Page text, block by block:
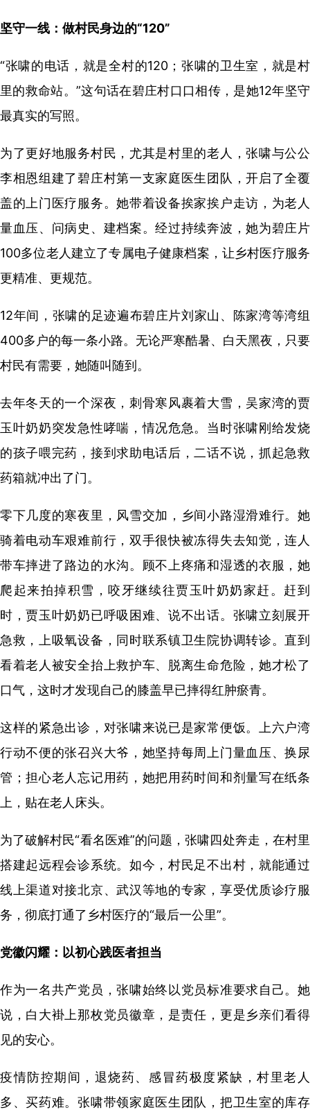
坚守一线：做村民身边的“120”
“张啸的电话，就是全村的120；张啸的卫生室，就是村
里的救命站。”这句话在碧庄村口口相传，是她12年坚守
最真实的写照。
为了更好地服务村民，尤其是村里的老人，张啸与公公
李相恩组建了碧庄村第一支家庭医生团队，开启了全覆
盖的上门医疗服务。她带着设备挨家挨户走访，为老人
量血压、问病史、建档案。经过持续奔波，她为碧庄片
100多位老人建立了专属电子健康档案，让乡村医疗服务
更精准、更规范。
12年间，张啸的足迹遍布碧庄片刘家山、陈家湾等湾组
400多户的每一条小路。无论严寒酷暑、白天黑夜，只要
村民有需要，她随叫随到。
去年冬天的一个深夜，刺骨寒风裹着大雪，吴家湾的贾
玉叶奶奶突发急性哮喘，情况危急。当时张啸刚给发烧
的孩子喂完药，接到求助电话后，二话不说，抓起急救
药箱就冲出了门。
零下几度的寒夜里，风雪交加，乡间小路湿滑难行。她
骑着电动车艰难前行，双手很快被冻得失去知觉，连人
带车摔进了路边的水沟。顾不上疼痛和湿透的衣服，她
爬起来拍掉积雪，咬牙继续往贾玉叶奶奶家赶。 赶到
时，贾玉叶奶奶已呼吸困难、说不出话。张啸立刻展开
急救，上吸氧设备，同时联系镇卫生院协调转诊。直到
看着老人被安全抬上救护车、脱离生命危险，她才松了
口气，这时才发现自己的膝盖早已摔得红肿瘀青。
这样的紧急出诊，对张啸来说已是家常便饭。上六户湾
行动不便的张召兴大爷，她坚持每周上门量血压、换尿
管；担心老人忘记用药，她把用药时间和剂量写在纸条
上，贴在老人床头。
为了破解村民“看名医难”的问题，张啸四处奔走，在村里
搭建起远程会诊系统。如今，村民足不出村，就能通过
线上渠道对接北京、武汉等地的专家，享受优质诊疗服
务，彻底打通了乡村医疗的“最后一公里”。
党徽闪耀：以初心践医者担当
作为一名共产党员，张啸始终以党员标准要求自己。她
说，白大褂上那枚党员徽章，是责任，更是乡亲们看得
见的安心。
疫情防控期间，退烧药、感冒药极度紧缺，村里老人
多、买药难。张啸带领家庭医生团队，把卫生室的库存